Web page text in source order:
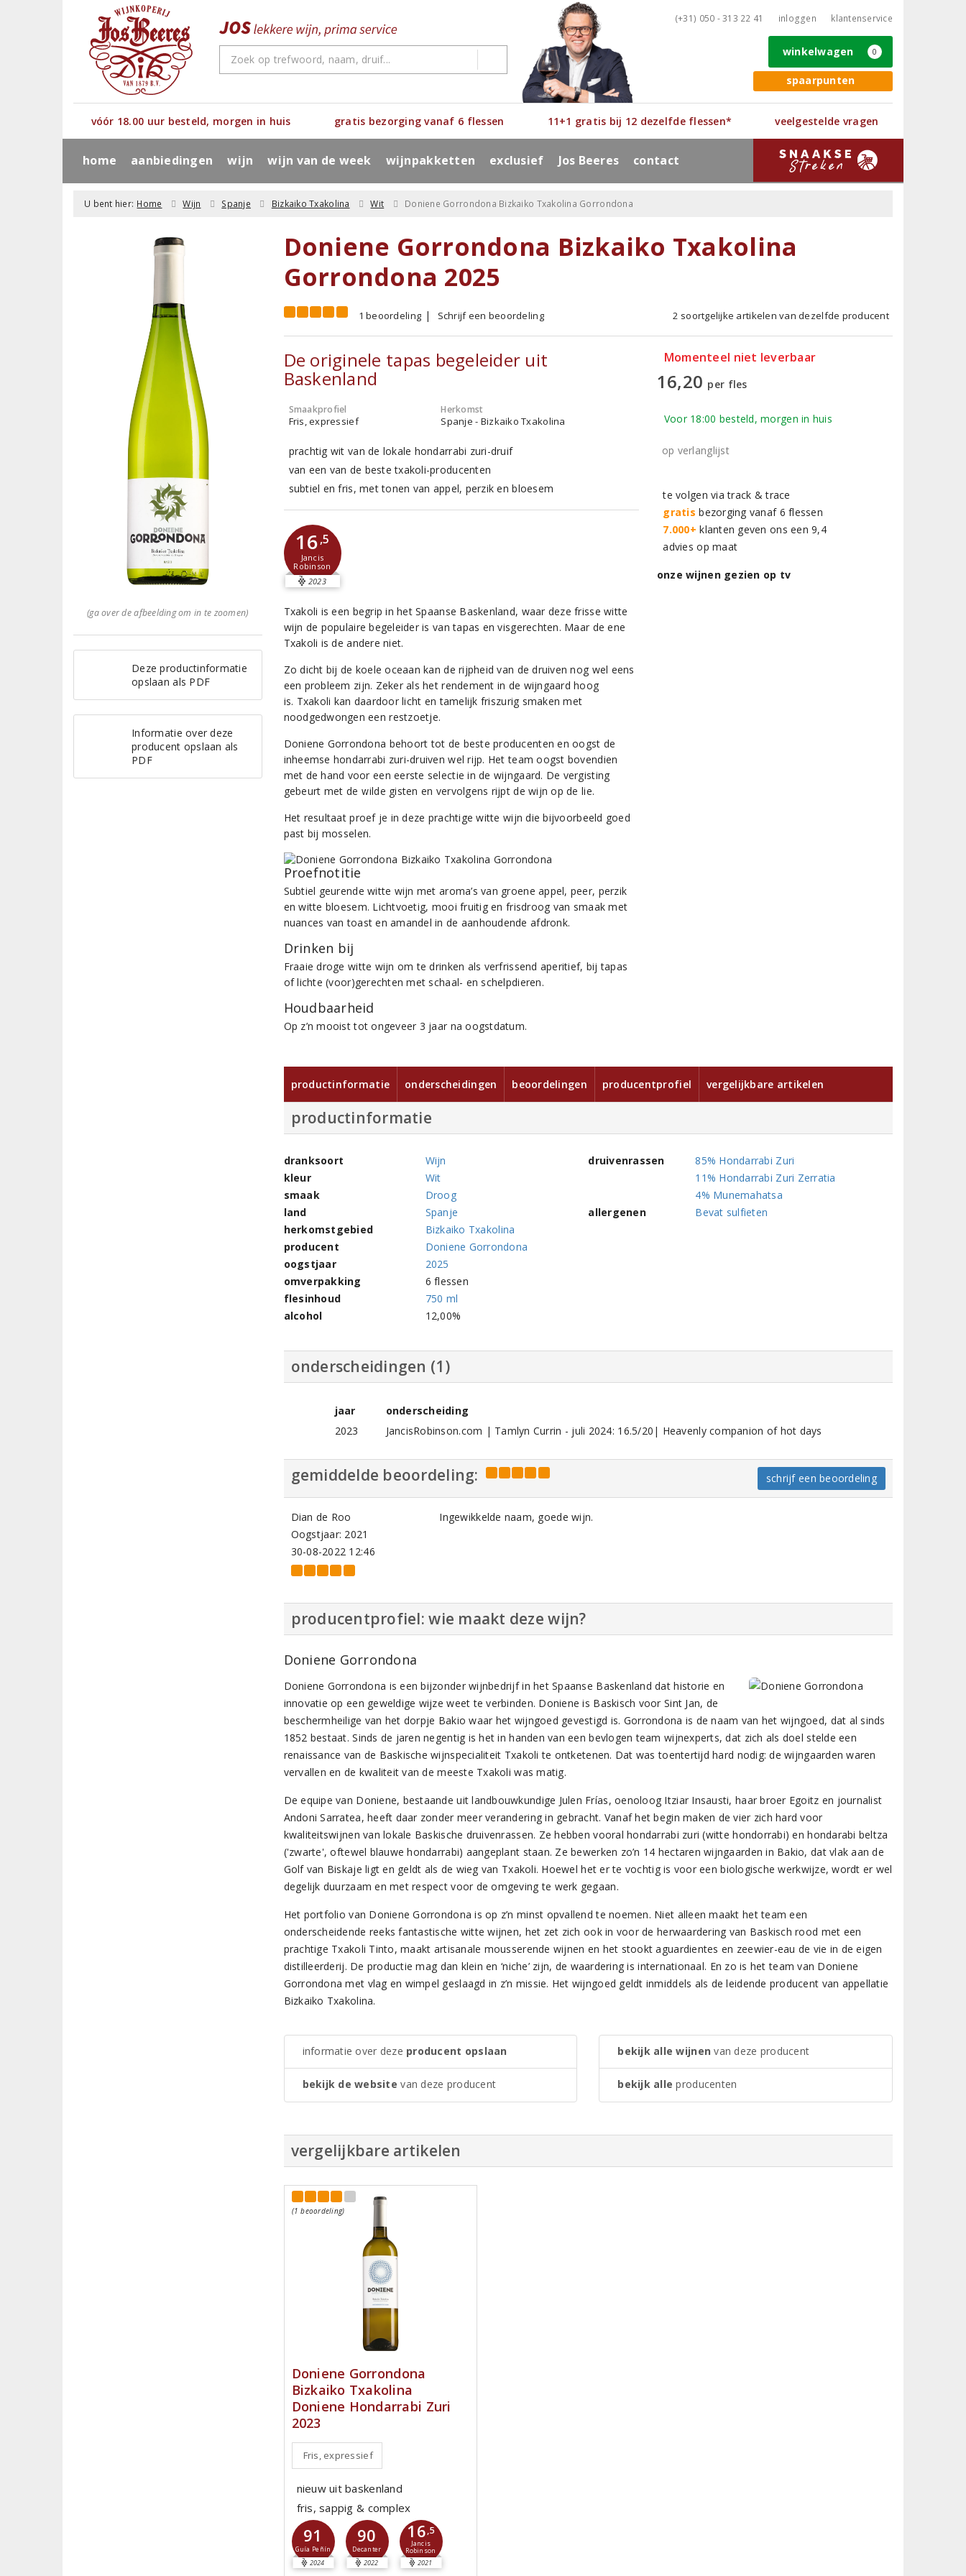
(+31) 050 - 313 22 41 inloggen klantenservice
spaarpunten
winkelwagen 0
vóór 18.00 uur besteld, morgen in huis gratis bezorging vanaf 6 flessen 11+1 gratis bij 12 dezelfde flessen* veelgestelde vragen
home aanbiedingen wijn wijn van de week wijnpakketten exclusief Jos Beeres contact
U bent hier: Home Wijn Spanje Bizkaiko Txakolina Wit Doniene Gorrondona Bizkaiko Txakolina Gorrondona
(ga over de afbeelding om in te zoomen)
Deze productinformatie
opslaan als PDF
Informatie over deze
producent opslaan als
PDF
Doniene Gorrondona Bizkaiko Txakolina
Gorrondona 2025
1 beoordeling Schrijf een beoordeling 2 soortgelijke artikelen van dezelfde producent
De originele tapas begeleider uit
Baskenland
Smaakprofiel
Fris, expressief
Herkomst
Spanje - Bizkaiko Txakolina
prachtig wit van de lokale hondarrabi zuri-druif
van een van de beste txakoli-producenten
subtiel en fris, met tonen van appel, perzik en bloesem
16,5
Jancis
Robinson
2023
Txakoli is een begrip in het Spaanse Baskenland, waar deze frisse witte
wijn de populaire begeleider is van tapas en visgerechten. Maar de ene
Txakoli is de andere niet.
Zo dicht bij de koele oceaan kan de rijpheid van de druiven nog wel eens
een probleem zijn. Zeker als het rendement in de wijngaard hoog
is. Txakoli kan daardoor licht en tamelijk friszurig smaken met
noodgedwongen een restzoetje.
Doniene Gorrondona behoort tot de beste producenten en oogst de
inheemse hondarrabi zuri-druiven wel rijp. Het team oogst bovendien
met de hand voor een eerste selectie in de wijngaard. De vergisting
gebeurt met de wilde gisten en vervolgens rijpt de wijn op de lie.
Het resultaat proef je in deze prachtige witte wijn die bijvoorbeeld goed
past bij mosselen.
Proefnotitie
Subtiel geurende witte wijn met aroma’s van groene appel, peer, perzik
en witte bloesem. Lichtvoetig, mooi fruitig en frisdroog van smaak met
nuances van toast en amandel in de aanhoudende afdronk.
Drinken bij
Fraaie droge witte wijn om te drinken als verfrissend aperitief, bij tapas
of lichte (voor)gerechten met schaal- en schelpdieren.
Houdbaarheid
Op z’n mooist tot ongeveer 3 jaar na oogstdatum.
Momenteel niet leverbaar
16,20 per fles
Voor 18:00 besteld, morgen in huis
op verlanglijst
te volgen via track & trace
gratis bezorging vanaf 6 flessen
7.000+ klanten geven ons een 9,4
advies op maat
onze wijnen gezien op tv
productinformatie onderscheidingen beoordelingen producentprofiel vergelijkbare artikelen
productinformatie
dranksoort
Wijn
kleur
Wit
smaak
Droog
land
Spanje
herkomstgebied
Bizkaiko Txakolina
producent
Doniene Gorrondona
oogstjaar
2025
omverpakking
6 flessen
flesinhoud
750 ml
alcohol
12,00%
druivenrassen
85% Hondarrabi Zuri
11% Hondarrabi Zuri Zerratia
4% Munemahatsa
allergenen
Bevat sulfieten
onderscheidingen (1)
jaar
onderscheiding
2023
JancisRobinson.com | Tamlyn Currin - juli 2024: 16.5/20| Heavenly companion of hot days
gemiddelde beoordeling: schrijf een beoordeling
Dian de Roo
Oogstjaar: 2021
30-08-2022 12:46
Ingewikkelde naam, goede wijn.
producentprofiel: wie maakt deze wijn?
Doniene Gorrondona
Doniene Gorrondona is een bijzonder wijnbedrijf in het Spaanse Baskenland dat historie en
innovatie op een geweldige wijze weet te verbinden. Doniene is Baskisch voor Sint Jan, de
beschermheilige van het dorpje Bakio waar het wijngoed gevestigd is. Gorrondona is de naam van het wijngoed, dat al sinds
1852 bestaat. Sinds de jaren negentig is het in handen van een bevlogen team wijnexperts, dat zich als doel stelde een
renaissance van de Baskische wijnspecialiteit Txakoli te ontketenen. Dat was toentertijd hard nodig: de wijngaarden waren
vervallen en de kwaliteit van de meeste Txakoli was matig.
De equipe van Doniene, bestaande uit landbouwkundige Julen Frías, oenoloog Itziar Insausti, haar broer Egoitz en journalist
Andoni Sarratea, heeft daar zonder meer verandering in gebracht. Vanaf het begin maken de vier zich hard voor
kwaliteitswijnen van lokale Baskische druivenrassen. Ze hebben vooral hondarrabi zuri (witte hondorrabi) en hondarabi beltza
('zwarte', oftewel blauwe hondarrabi) aangeplant staan. Ze bewerken zo’n 14 hectaren wijngaarden in Bakio, dat vlak aan de
Golf van Biskaje ligt en geldt als de wieg van Txakoli. Hoewel het er te vochtig is voor een biologische werkwijze, wordt er wel
degelijk duurzaam en met respect voor de omgeving te werk gegaan.
Het portfolio van Doniene Gorrondona is op z’n minst opvallend te noemen. Niet alleen maakt het team een
onderscheidende reeks fantastische witte wijnen, het zet zich ook in voor de herwaardering van Baskisch rood met een
prachtige Txakoli Tinto, maakt artisanale mousserende wijnen en het stookt aguardientes en zeewier-eau de vie in de eigen
distilleerderij. De productie mag dan klein en ‘niche’ zijn, de waardering is internationaal. En zo is het team van Doniene
Gorrondona met vlag en wimpel geslaagd in z’n missie. Het wijngoed geldt inmiddels als de leidende producent van appellatie
Bizkaiko Txakolina.
informatie over deze producent opslaan
bekijk de website van deze producent
bekijk alle wijnen van deze producent
bekijk alle producenten
vergelijkbare artikelen
(1 beoordeling)
Doniene Gorrondona
Bizkaiko Txakolina
Doniene Hondarrabi Zuri
2023
Fris, expressief
nieuw uit baskenland
fris, sappig & complex
91
Guía Peñín
2024
90
Decanter
2022
16,5
Jancis
Robinson
2021